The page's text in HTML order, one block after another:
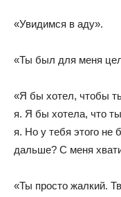
«Увидимся в аду».
«Ты был для меня
«Я бы хотел, чтобы
я. Я бы хотела, что
я. Но у тебя этого не
дальше? С меня
«Ты просто жалкий.